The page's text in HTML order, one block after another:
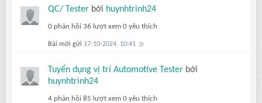
QC/ Tester bởi huynhtrinh24
0 phản hồi 36 lượt xem 0 yêu thích
Bài mới gửi 17-10-2024, 10:41
Tuyển dụng vị trí Automotive Tester bởi
huynhtrinh24
4 phản hồi 85 lượt xem 0 yêu thích